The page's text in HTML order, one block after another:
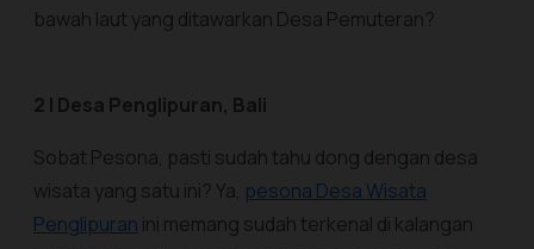
bawah laut yang ditawarkan Desa Pemuteran?
2 | Desa Penglipuran, Bali
Sobat Pesona, pasti sudah tahu dong dengan desa
wisata yang satu ini? Ya, pesona Desa Wisata
Penglipuran ini memang sudah terkenal di kalangan